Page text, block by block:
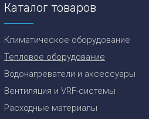
Каталог товаров
Климатическое оборудование
Тепловое оборудование
Водонагреватели и аксессуары
Вентиляция и VRF-системы
Расходные материалы